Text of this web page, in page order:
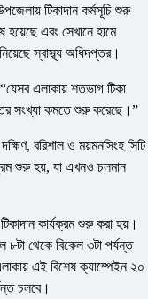
টিকাদান কর্মসূচি শুরু
এবং সেখানে হামে
স্বাস্থ্য অধিদপ্তর।
এলাকায় শতভাগ টিকা
সংখ্যা কমতে শুরু করেছে।”
বরিশাল ও ময়মনসিংহ সিটি
শুরু হয়, যা এখনও চলমান
কার্যক্রম শুরু করা হয়।
৮টা থেকে বিকেল ৩টা পর্যন্ত
এই বিশেষ ক্যাম্পেইন ২০
চলবে।